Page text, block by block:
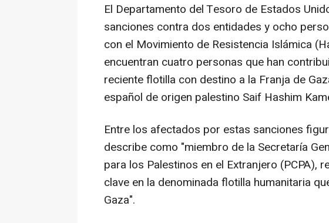
El Departamento del Tesoro de Estados
sanciones contra dos entidades y ocho
con el Movimiento de Resistencia Islámica
encuentran cuatro personas que han
reciente flotilla con destino a la Franja de
español de origen palestino Saif Hashim
Entre los afectados por estas sanciones
describe como "miembro de la Secretaría
para los Palestinos en el Extranjero (PCPA),
clave en la denominada flotilla humanitaria
Gaza".